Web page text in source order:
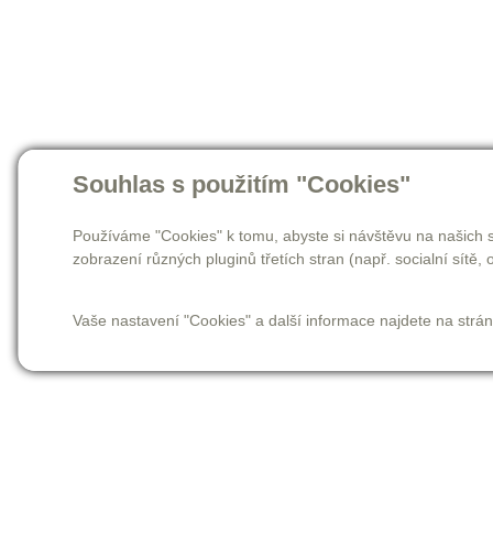
Souhlas s použitím "Cookies"
Používáme "Cookies" k tomu, abyste si návštěvu na
zobrazení různých pluginů třetích stran (např. socialní sítě,
Vaše nastavení "Cookies" a další informace najdete na